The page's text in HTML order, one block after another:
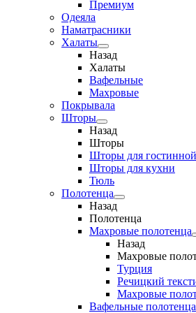
Премиум
Одеяла
Наматрасники
Халаты
Назад
Халаты
Вафельные
Махровые
Покрывала
Шторы
Назад
Шторы
Шторы для гостинной
Шторы для кухни
Тюль
Полотенца
Назад
Полотенца
Махровые полотенца
Назад
Махровые
Турция
Речицкий
Махровые
Вафельные полотенца